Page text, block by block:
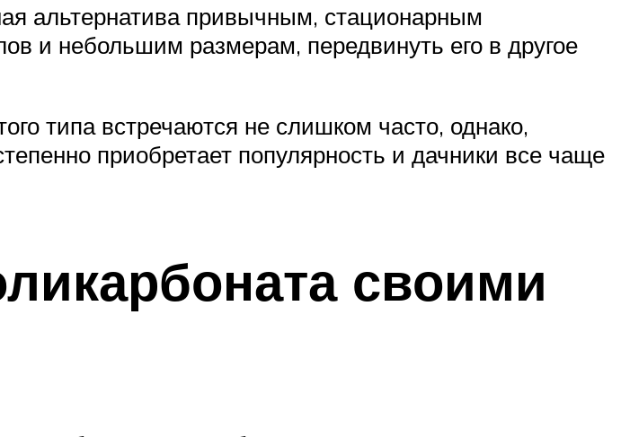
альтернатива привычным, стационарным
и небольшим размерам, передвинуть его в другое
типа встречаются не слишком часто, однако,
приобретает популярность и дачники все чаще
своими